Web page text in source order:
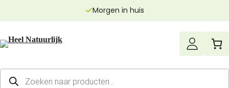
inhoud
Morgen in huis
Producten
zoeken